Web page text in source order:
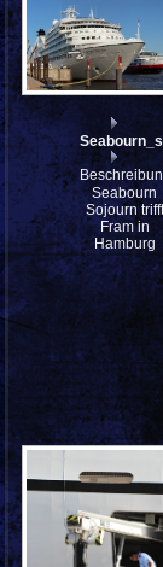
Seabourn
Sojourn trifft
Fram in
Hamburg